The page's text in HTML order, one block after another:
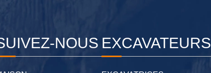
NOUS EXCAVATEURS